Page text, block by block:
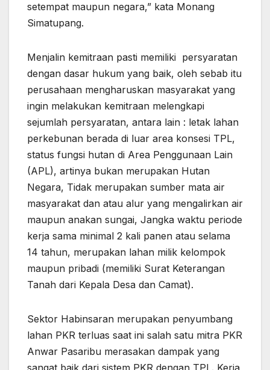
setempat maupun negara,” kata Monang
Simatupang.
Menjalin kemitraan pasti memiliki persyaratan
dengan dasar hukum yang baik, oleh sebab itu
perusahaan mengharuskan masyarakat yang
ingin melakukan kemitraan melengkapi
sejumlah persyaratan, antara lain : letak lahan
perkebunan berada di luar area konsesi TPL,
status fungsi hutan di Area Penggunaan Lain
(APL), artinya bukan merupakan Hutan
Negara, Tidak merupakan sumber mata air
masyarakat dan atau alur yang mengalirkan air
maupun anakan sungai, Jangka waktu periode
kerja sama minimal 2 kali panen atau selama
14 tahun, merupakan lahan milik kelompok
maupun pribadi (memiliki Surat Keterangan
Tanah dari Kepala Desa dan Camat).
Sektor Habinsaran merupakan penyumbang
lahan PKR terluas saat ini salah satu mitra PKR
Anwar Pasaribu merasakan dampak yang